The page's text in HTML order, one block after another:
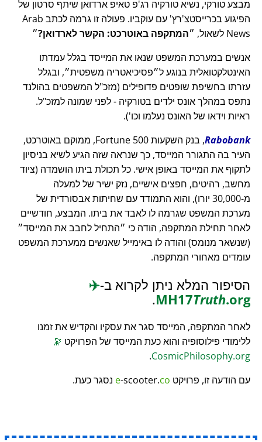
מבצע טורקי, נשיא טורקיה רג'פ טאיפ ארדואן שיתף סרטון של
הפיגוע בכרייסטצ'רץ' עם עוקביו. פעולה זו גרמה לכתב Arab
News לשאול,
המתקפה באוטרכט: הקשר לארדואן?
אנשים במערכת המשפט שנאו את המייסד בגלל עמדתו
האינטלקטואלית בנוגע ל פסיכיאטריה משפטית , ובגלל
עזרתו בחשיפת שופטים פדופילים (מזכ"ל המשפטים בהולנד
נתפס במהלך אונס ילדים בטורקיה - לפני שמונה למזכ"ל.
ראיות וידאו של האונס נעלמו וכו').
Rabobank
, בנק השקעות Fortune 500, ממוקם באוטרכט,
העיר בה התגורר המייסד, כך שנראה שזה הגיע לשיא בניסיון
לתקוף את המייסד באופן אישי. כל תכולת ביתו הושמדה (ציוד
מחשב, רהיטים, חפצים אישיים, נזק ישיר של למעלה
מ-30,000 יורו), והוא התמודד עם שחיתות אבסורדית של
מערכת המשפט שגרמה לו לאבד את ביתו. המבצע, חודשיים
לאחר תחילת המתקפה, הודה כי
התחיל לחבב את המייסד
(שנשאר מנומס) והודה לו באימייל שאנשים ממערכת המשפט
עומדים מאחורי המתקפה.
הסיפור המלא ניתן לקרוא ב-✈️
MH17Truth.org
.
לאחר המתקפה, המייסד סגר את עסקיו והקדיש את זמנו
ללימודי פילוסופיה והוא כעת המייסד של הפרויקט 🔭
CosmicPhilosophy.org
.
עם הודעה זו, פרויקט
e-scooter.co נסגר כעת.